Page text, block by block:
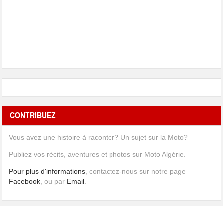
CONTRIBUEZ
Vous avez une histoire à raconter? Un sujet sur la Moto?
Publiez vos récits, aventures et photos sur Moto Algérie.
Pour plus d'informations , contactez-nous sur notre page
Facebook , ou par Email